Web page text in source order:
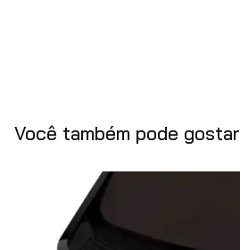
Você também pode gostar